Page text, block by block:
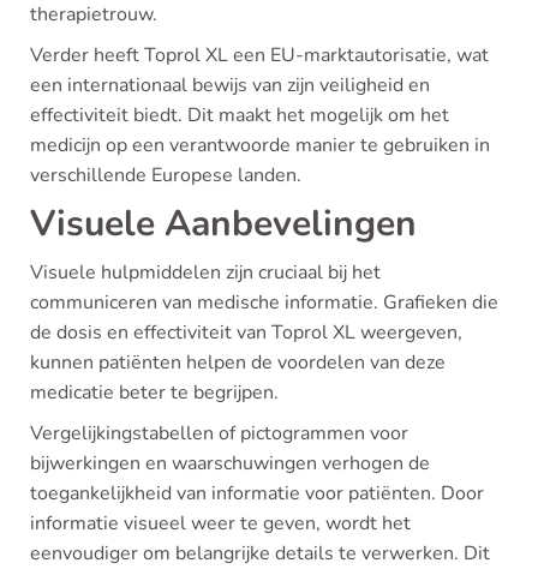
therapietrouw.
Verder heeft Toprol XL een EU-marktautorisatie, wat
een internationaal bewijs van zijn veiligheid en
effectiviteit biedt. Dit maakt het mogelijk om het
medicijn op een verantwoorde manier te gebruiken in
verschillende Europese landen.
Visuele Aanbevelingen
Visuele hulpmiddelen zijn cruciaal bij het
communiceren van medische informatie. Grafieken die
de dosis en effectiviteit van Toprol XL weergeven,
kunnen patiënten helpen de voordelen van deze
medicatie beter te begrijpen.
Vergelijkingstabellen of pictogrammen voor
bijwerkingen en waarschuwingen verhogen de
toegankelijkheid van informatie voor patiënten. Door
informatie visueel weer te geven, wordt het
eenvoudiger om belangrijke details te verwerken. Dit